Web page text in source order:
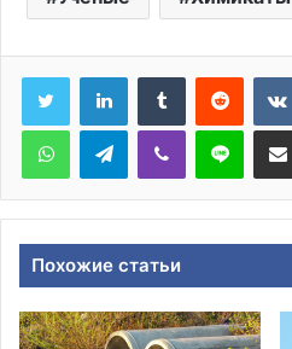
Tumblr Reddit
WhatsAppTelegramViber Line
Похожие статьи